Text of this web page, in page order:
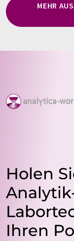
MEHR
Holen
Ihren